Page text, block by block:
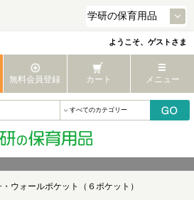
ようこそ、ゲストさま
無料会員登録 カート メニュー
・ウォールポケット（６ポケット）